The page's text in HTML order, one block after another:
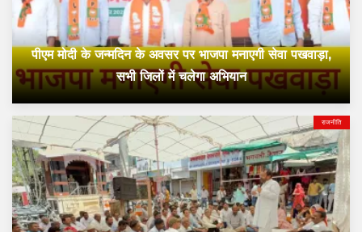
पीएम मोदी के जन्मदिन के अवसर पर भाजपा मनाएगी सेवा पखवाड़ा,
सभी जिलों में चलेगा अभियान
राजनीति